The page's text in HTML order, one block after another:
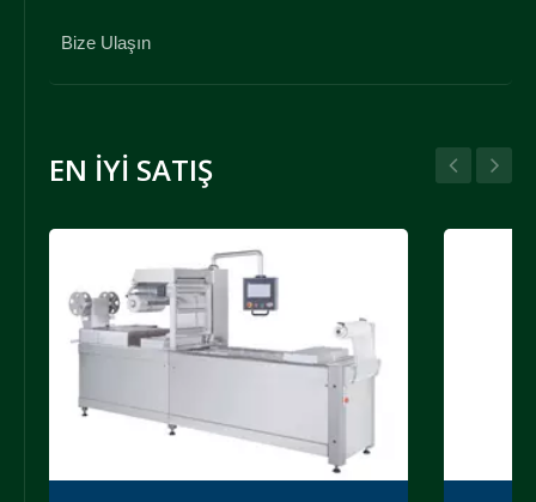
Bize Ulaşın
EN İYI SATIŞ